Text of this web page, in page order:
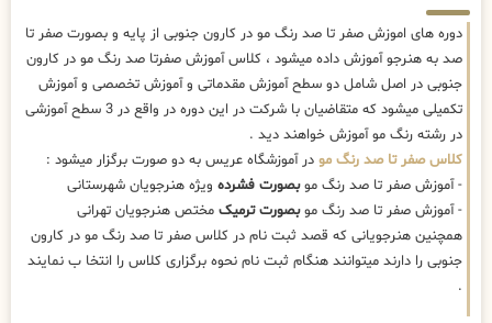
دوره های اموزش صفر تا صد رنگ مو در کارون جنوبی از پایه و بصورت صفر تا
صد به هنرجو آموزش داده میشود ، کلاس آموزش صفرتا صد رنگ مو در کارون
جنوبی در اصل شامل دو سطح آموزش مقدماتی و آموزش تخصصی و آموزش
تکمیلی میشود که متقاضیان با شرکت در این دوره در واقع در 3 سطح آموزشی
در رشته رنگ مو آموزش خواهند دید .
کلاس صفر تا صد رنگ مو در آموزشگاه عریس به دو صورت برگزار میشود :
- آموزش صفر تا صد رنگ موبصورت فشرده ویژه هنرجویان شهرستانی
- آموزش صفر تا صد رنگ موبصورت ترمیک مختص هنرجویان تهرانی
همچنین هنرجویانی که قصد ثبت نام در کلاس صفر تا صد رنگ مو در کارون
جنوبی را دارند میتوانند هنگام ثبت نام نحوه برگزاری کلاس را انتخا ب نمایند
.